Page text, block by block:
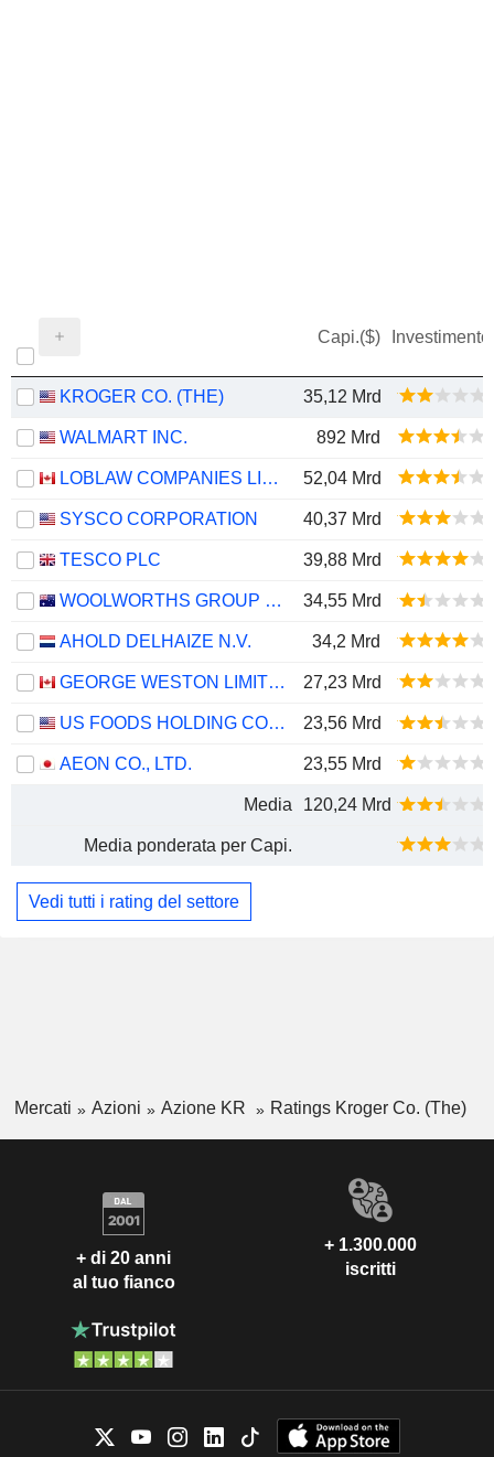
Capi.($) Investimento
KROGER CO. (THE) 35,12 Mrd
WALMART INC. 892 Mrd
LOBLAW COMPANIES LIMITED 52,04 Mrd
SYSCO CORPORATION 40,37 Mrd
TESCO PLC 39,88 Mrd
WOOLWORTHS GROUP LIMITED 34,55 Mrd
AHOLD DELHAIZE N.V. 34,2 Mrd
GEORGE WESTON LIMITED 27,23 Mrd
US FOODS HOLDING CORP. 23,56 Mrd
AEON CO., LTD. 23,55 Mrd
Media 120,24 Mrd
Media ponderata per Capi.
Vedi tutti i rating del settore
Mercati Azioni Azione KR Ratings Kroger Co. (The)
+ di 20 anni
al tuo fianco
+ 1.300.000
iscritti